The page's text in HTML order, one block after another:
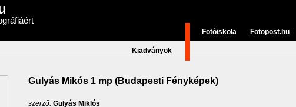
Kiadványok
Fotóiskola Fotopost.hu
Gulyás Mikós 1 mp (Budapesti Fényképek)
szerző: Gulyás Miklós